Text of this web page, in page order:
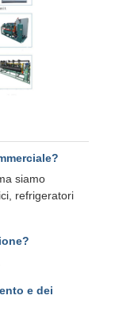
siamo
refrigeratori
e dei